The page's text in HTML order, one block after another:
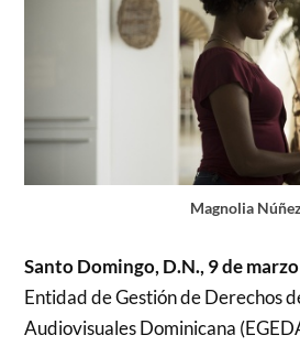
Magnolia Núñez
Santo Domingo, D.N., 9 de
Entidad de Gestión de Derechos
Audiovisuales Dominicana